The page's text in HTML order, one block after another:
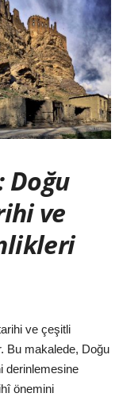
Doğu
ve
ve çeşitli
Bu makalede, Doğu
derinlemesine
önemini